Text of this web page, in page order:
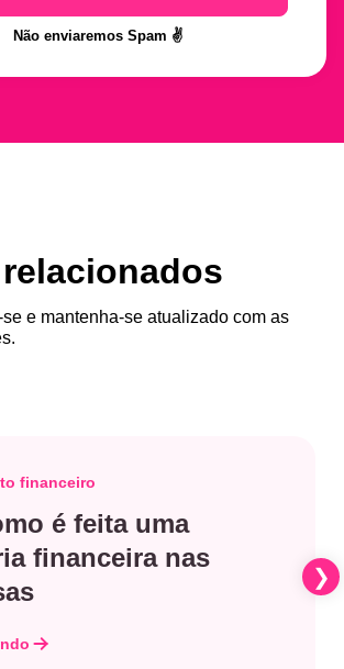
Não enviaremos Spam ✌️
e mantenha-se atualizado com as
financeiro
é feita uma
financeira nas